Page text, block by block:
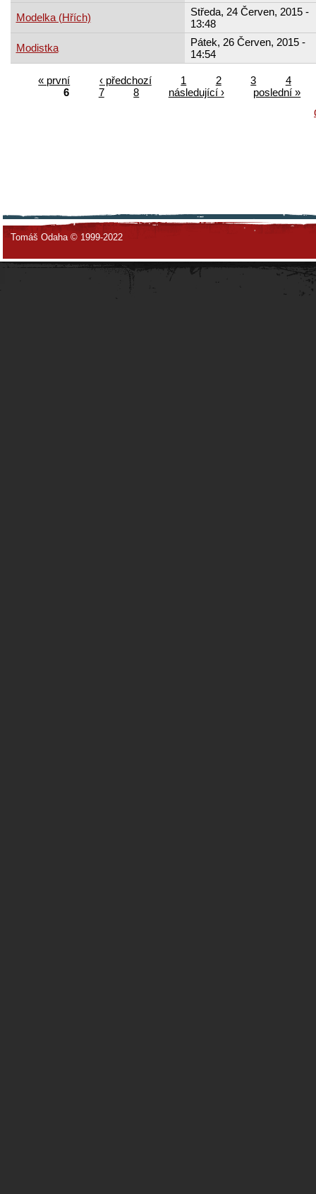
Modelka (Hřích)
Středa, 24 Červen, 2015 -
13:48
Modistka
Pátek, 26 Červen, 2015 -
14:54
« první ‹ předchozí 1 2 3
4
6
7 8 následující ›
poslední »
Tomáš Odaha © 1999-2022